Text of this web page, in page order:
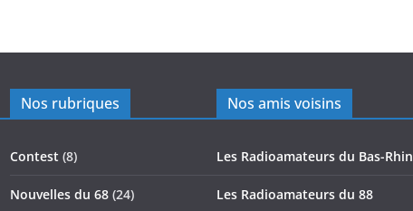
Nos rubriques
Contest (8)
Nouvelles du 68 (24)
Nos amis voisins
Les Radioamateurs du Bas-Rhin
Les Radioamateurs du 88